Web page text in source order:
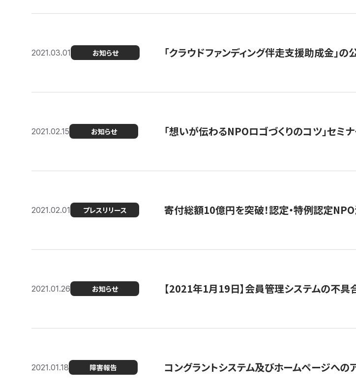
2021.03.01 お知らせ 「クラウドファンディング伴走支援助成金」
2021.02.15 お知らせ 「想いが伝わるNPOロゴづくりのコツ」セミナ
2021.02.01 プレスリリース 寄付総額10億円を突破！認定・特例認定
2021.01.26 お知らせ 【2021年1月19日】会員管理システムの不
2021.01.18 障害報告 コングラントシステム及びホームページへ